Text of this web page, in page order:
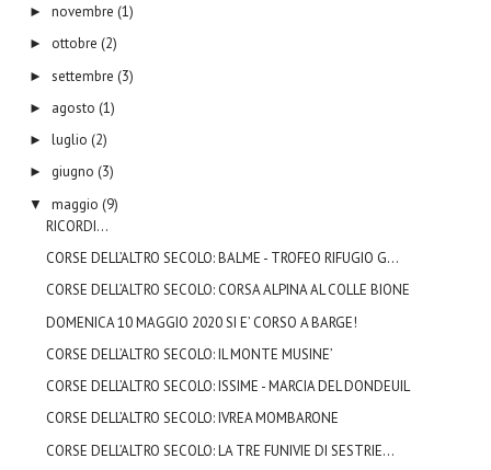
► novembre (1)
► ottobre (2)
► settembre (3)
► agosto (1)
► luglio (2)
► giugno (3)
▼ maggio (9)
RICORDI...
CORSE DELL’ALTRO SECOLO: BALME - TROFEO RIFUGIO G...
CORSE DELL’ALTRO SECOLO: CORSA ALPINA AL COLLE BIONE
DOMENICA 10 MAGGIO 2020 SI E’ CORSO A BARGE!
CORSE DELL’ALTRO SECOLO: IL MONTE MUSINE’
CORSE DELL’ALTRO SECOLO: ISSIME - MARCIA DEL DONDEUIL
CORSE DELL’ALTRO SECOLO: IVREA MOMBARONE
CORSE DELL’ALTRO SECOLO: LA TRE FUNIVIE DI SESTRIE...